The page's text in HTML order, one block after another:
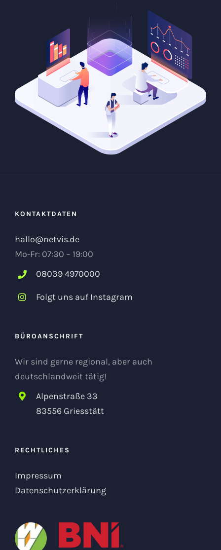
KONTAKTDATEN
hallo@netvis.de
Mo-Fr: 07:30 – 19:00
08039 4970000
Folgt uns auf Instagram
BÜROANSCHRIFT
Wir sind gerne regional, aber auch
deutschlandweit tätig!
Alpenstraße 33
83556 Griesstätt
RECHTLICHES
Impressum
Datenschutzerklärung